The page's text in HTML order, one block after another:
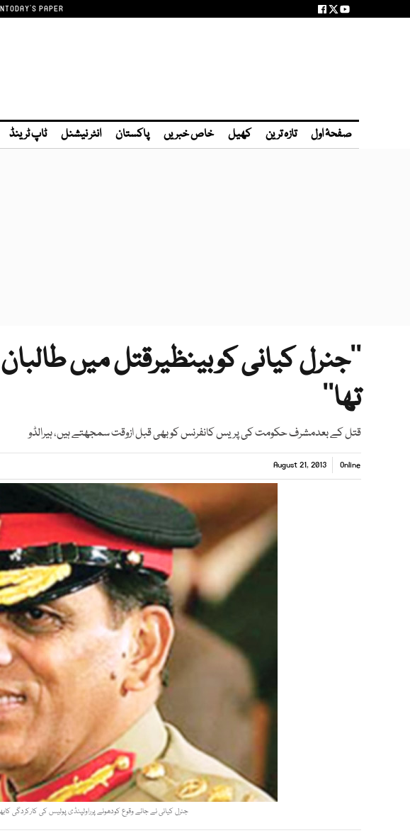
TODAY'S PAPER
صفحۂ اول تازہ ترین کھیل خاص خبریں پاکستان انٹر نیشنل ٹاپ ٹرینڈ
’’جنرل کیانی کوبینظیرقتل میں
تھا‘‘
قتل کے بعدمشرف حکومت کی پریس کانفرنس کوبھی قبل ازوقت سمجھتے ہیں، ہیرالڈو
Online
August 21, 2013
جنرل کیانی نے جائے وقوع کودھونے پرراولپنڈی پولیس کی کارکردگی کابھی